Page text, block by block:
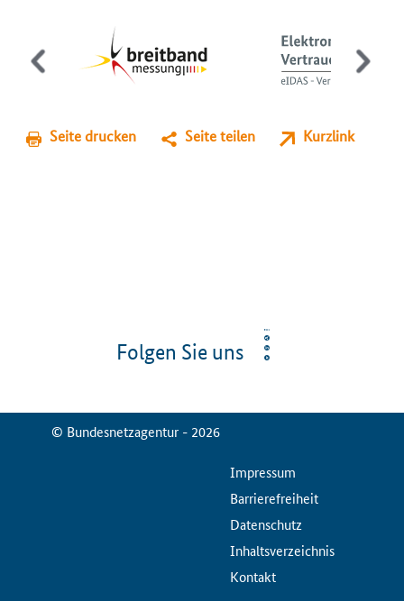
Seite drucken Seite teilen Kurzlink
Folgen Sie uns
© Bundesnetzagentur - 2026
ServiceMenuImpressum
Barrierefreiheit
Datenschutz
Inhaltsverzeichnis
Kontakt